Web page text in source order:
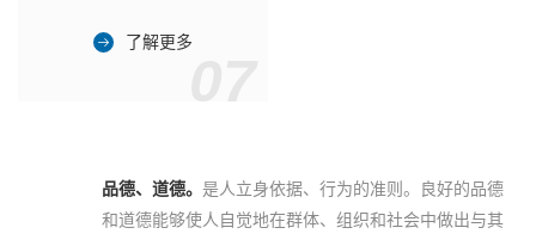
了解更多
品德、道德。 是人立身依据、行为的准则。良好的品德
和道德能够使人自觉地在群体、组织和社会中做出与其